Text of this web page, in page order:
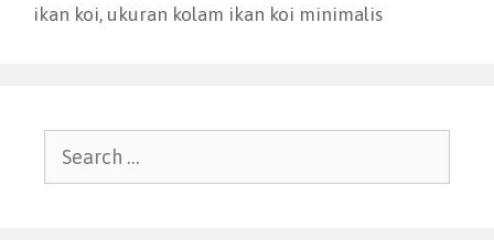
ikan koi, ukuran kolam ikan koi minimalis